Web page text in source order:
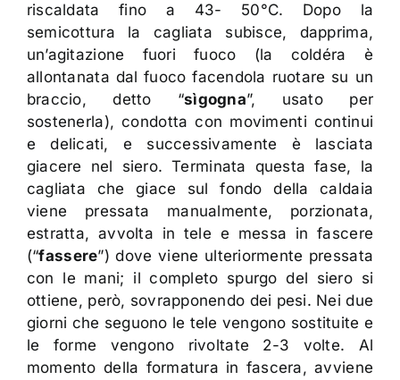
riscaldata fino a 43- 50°C. Dopo la
semicottura la cagliata subisce, dapprima,
un’agitazione fuori fuoco (la coldéra è
allontanata dal fuoco facendola ruotare su un
braccio, detto “sìgogna”, usato per
sostenerla), condotta con movimenti continui
e delicati, e successivamente è lasciata
giacere nel siero. Terminata questa fase, la
cagliata che giace sul fondo della caldaia
viene pressata manualmente, porzionata,
estratta, avvolta in tele e messa in fascere
(“fassere”) dove viene ulteriormente pressata
con le mani; il completo spurgo del siero si
ottiene, però, sovrapponendo dei pesi. Nei due
giorni che seguono le tele vengono sostituite e
le forme vengono rivoltate 2-3 volte. Al
momento della formatura in fascera, avviene